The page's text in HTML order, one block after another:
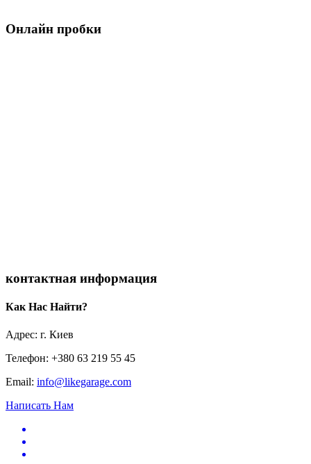
Онлайн пробки
контактная информация
Как Нас Найти?
Адрес: г. Киев
Телефон: +380 63 219 55 45
Email: info@likegarage.com
Написать Нам